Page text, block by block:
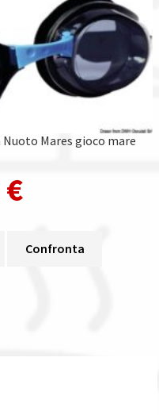
Nuoto Mares gioco mare
€
Confronta